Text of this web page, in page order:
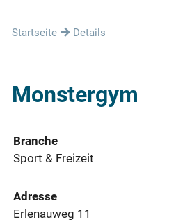
Startseite Details
Monstergym
Branche
Sport & Freizeit
Adresse
Erlenauweg 11